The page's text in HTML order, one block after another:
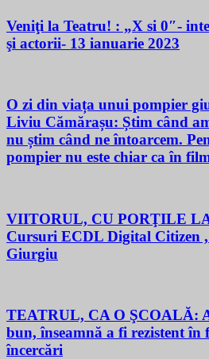
Veniţi la Teatru! : „X si 0″-
şi actorii- 13 ianuarie 2023
O zi din viața unui pompier
Liviu Cămărașu: Știm când
nu știm când ne întoarcem.
pompier nu este chiar ca în
VIITORUL, CU PORŢILE
Cursuri ECDL Digital Citizen
Giurgiu
TEATRUL, CA O ŞCOALĂ:
bun, înseamnă a fi rezistent în
încercări